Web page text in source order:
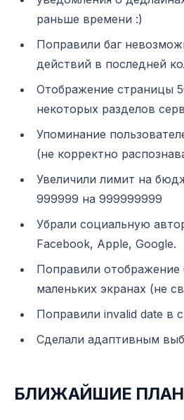
раньше времени :)
Поправили баг
действий в последней
Отображение страницы
некоторых разделов
Упоминание
(не корректно
Увеличили лимит на
999999 на 999999999
Убрали социальную
Facebook, Apple, Google.
Поправили
маленьких экранах (не
Поправили invalid date в
Сделали адаптивным
БЛИЖАЙШИЕ